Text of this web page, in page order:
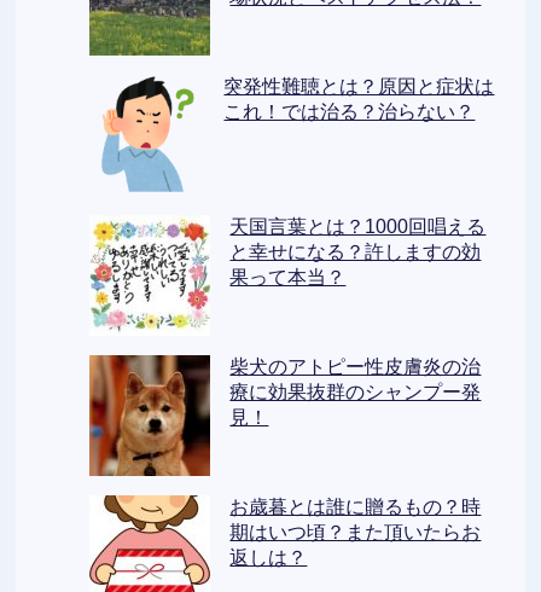
突発性難聴とは？原因と症状は
これ！では治る？治らない？
天国言葉とは？1000回唱える
と幸せになる？許しますの効
果って本当？
柴犬のアトピー性皮膚炎の治
療に効果抜群のシャンプー発
見！
お歳暮とは誰に贈るもの？時
期はいつ頃？また頂いたらお
返しは？